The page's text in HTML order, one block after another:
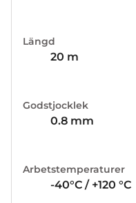
Längd
20 m
Godstjocklek
0.8 mm
Arbetstemperaturer
-40°C / +120 °C